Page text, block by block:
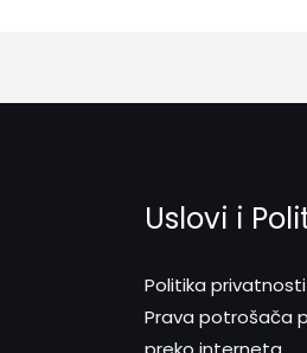
Uslovi i
Politika privatnosti
Prava potrošača